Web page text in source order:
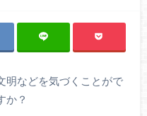
明などを気づくことがで
か？